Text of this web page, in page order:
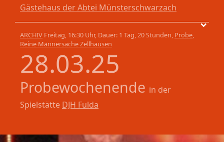
Gästehaus der Abtei Münsterschwarzach
ARCHIV Freitag, 16:30 Uhr, Dauer: 1 Tag, 20 Stunden, Probe,
Reine Männersache Zellhausen
28.03.25
Probewochenende in der
Spielstätte DJH Fulda